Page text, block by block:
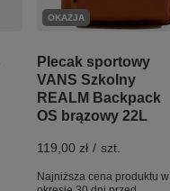
OKAZJA
Plecak sportowy
VANS Szkolny
REALM Backpack
OS brązowy 22L
119,00 zł / szt.
Najniższa cena produktu w